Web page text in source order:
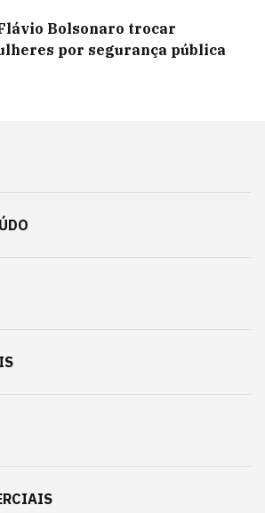
Bolsonaro trocar
por segurança pública